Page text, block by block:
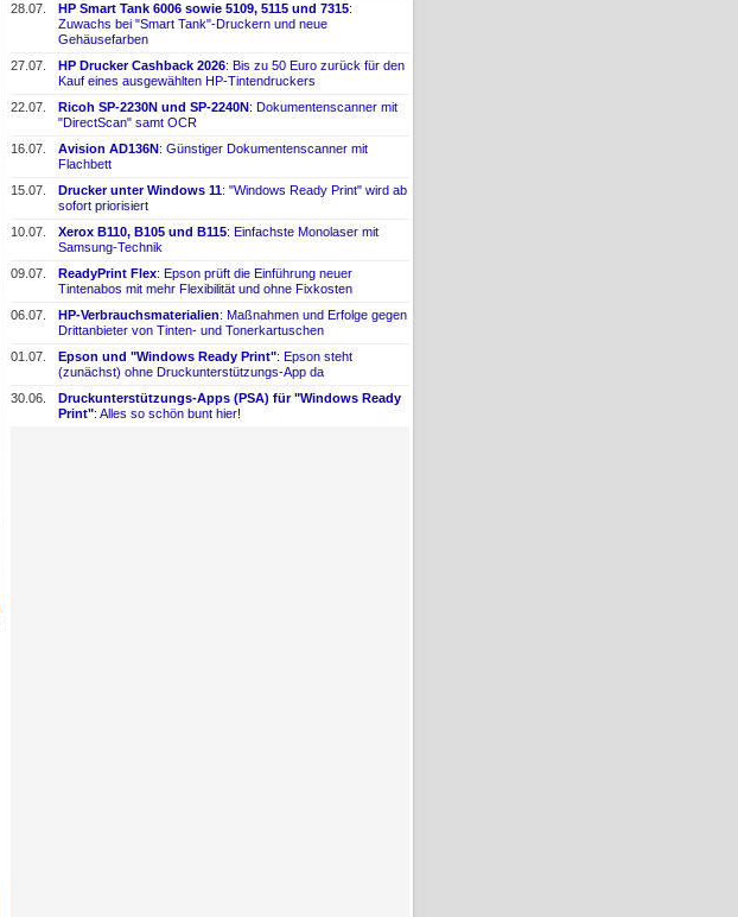
28.07.
HP Smart Tank 6006 sowie 5109, 5115 und 7315:
Zuwachs bei "Smart Tank"-​Druckern und neue
Gehäusefarben
27.07.
HP Drucker Cashback 2026: Bis zu 50 Euro zurück für den
Kauf eines ausgewählten HP-​Tintendruckers
22.07.
Ricoh SP-​2230N und SP-​2240N: Dokumentenscanner mit
"DirectScan" samt OCR
16.07.
Avision AD136N: Günstiger Dokumentenscanner mit
Flachbett
15.07.
Drucker unter Windows 11: "Windows Ready Print" wird ab
sofort priorisiert
10.07.
Xerox B110, B105 und B115: Einfachste Monolaser mit
Samsung-​Technik
09.07.
ReadyPrint Flex: Epson prüft die Einführung neuer
Tintenabos mit mehr Flexibilität und ohne Fixkosten
06.07.
HP-​Verbrauchsmaterialien: Maßnahmen und Erfolge gegen
Drittanbieter von Tinten- ​ und Tonerkartuschen
01.07.
Epson und "Windows Ready Print": Epson steht
(zunächst) ohne Druckunterstützungs-​App da
30.06.
Druckunterstützungs-​Apps (PSA) für "Windows Ready
Print": Alles so schön bunt hier!